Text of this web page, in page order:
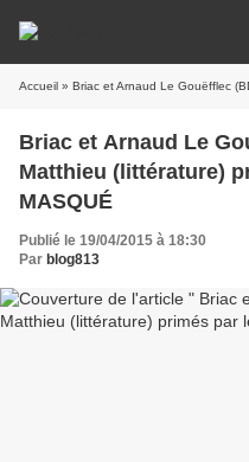
Accueil » Briac et Arnaud Le Gouëfflec (BD) ;
Briac et Arnaud Le
Matthieu (littérature) primés
MASQUÉ
Publié le 19/04/2015 à 18:30
Par blog813